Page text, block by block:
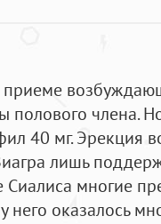
полового члена.
40 мг. Эрекция
лишь
многие
него оказалось